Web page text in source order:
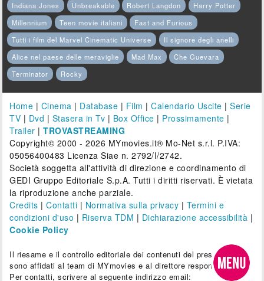
Indiana Jones
Unbreakable Robert Langdon
Harry Potter
Millennium
Teen movie italiani
Fast and Furious
Tutti i film del Marvel Cinematic Universe
Il signore degli anelli
Alice nel paese delle meraviglie
Mad Max
Che Guevara
Terminator
Rocky
Home | Cinema | Database | Film |Calendario Uscite |Serie
TV | Dvd | Stasera in Tv | Box Office | Prossimamente |
Trailer |TROVASTREAMING
Copyright© 2000 - 2026 MYmovies.it® Mo-Net s.r.l. P.IVA:
05056400483 Licenza Siae n. 2792/I/2742.
Società soggetta all'attività di direzione e coordinamento di
GEDI Gruppo Editoriale S.p.A. Tutti i diritti riservati. È vietata
la riproduzione anche parziale.
Credits |Contatti | Normativa sulla privacy | Termini e
condizioni d'uso | Riserva TDM | Dichiarazione accessibilità |
Cookie Policy
Il riesame e il controllo editoriale dei contenuti del presente sito
sono affidati al team di MYmovies e al direttore responsabile.
Per contatti, scrivere al seguente indirizzo email: